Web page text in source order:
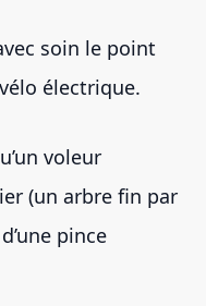
soin le point
électrique.
voleur
(un arbre fin par
pince